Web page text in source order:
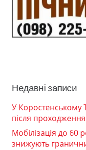
Недавні записи
У Коростенському
після
Мобілізація до 60
знижують